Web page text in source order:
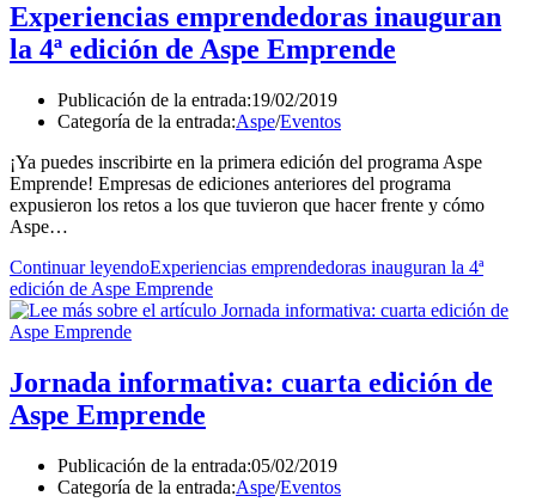
Experiencias emprendedoras inauguran
la 4ª edición de Aspe Emprende
Publicación de la entrada:19/02/2019
Categoría de la entrada:Aspe/Eventos
¡Ya puedes inscribirte en la primera edición del programa Aspe
Emprende! Empresas de ediciones anteriores del programa
expusieron los retos a los que tuvieron que hacer frente y cómo
Aspe…
Continuar leyendoExperiencias emprendedoras inauguran la 4ª
edición de Aspe Emprende
Jornada informativa: cuarta edición de
Aspe Emprende
Publicación de la entrada:05/02/2019
Categoría de la entrada:Aspe/Eventos